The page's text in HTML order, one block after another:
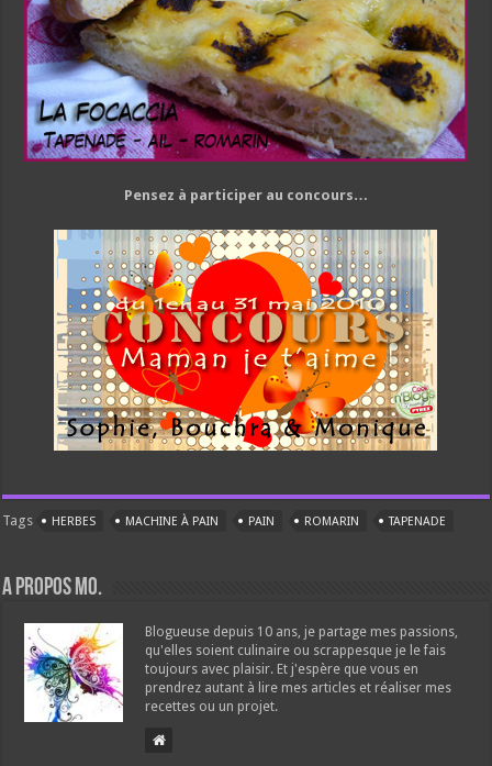
Pensez à participer au concours…
Tags HERBES MACHINE À PAIN PAIN ROMARIN TAPENADE
A propos Mo.
Blogueuse depuis 10 ans, je partage mes passions,
qu'elles soient culinaire ou scrappesque je le fais
toujours avec plaisir. Et j'espère que vous en
prendrez autant à lire mes articles et réaliser mes
recettes ou un projet.